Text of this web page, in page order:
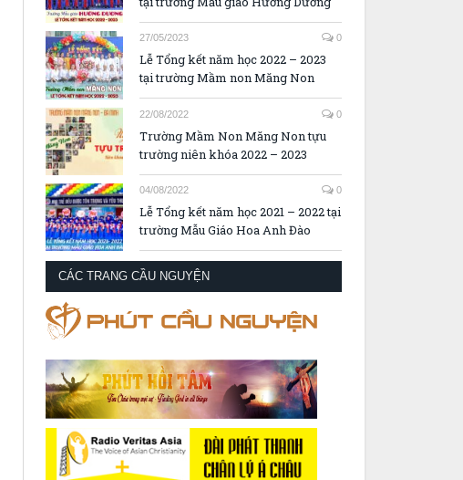
27/05/2023 0
Lễ Tổng kết năm học 2022 – 2023
tại trường Mầm non Măng Non
22/08/2022 0
Trường Mầm Non Măng Non tựu
trường niên khóa 2022 – 2023
04/08/2022 0
Lễ Tổng kết năm học 2021 – 2022 tại
trường Mẫu Giáo Hoa Anh Đào
CÁC TRANG CẦU NGUYỆN